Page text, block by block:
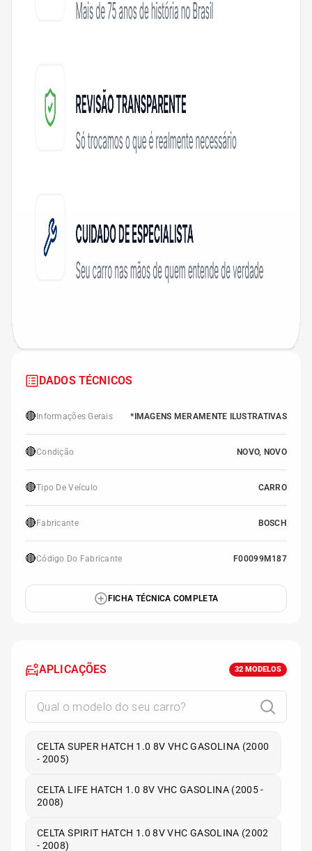
DADOS TÉCNICOS
🔴 Informações Gerais *IMAGENS MERAMENTE ILUSTRATIVAS
🔴Condição NOVO, NOVO
🔴Tipo De Veículo CARRO
🔴 Fabricante BOSCH
🔴Código Do Fabricante F00099M187
FICHA TÉCNICA COMPLETA
APLICAÇÕES 32 MODELOS
CELTA SUPER HATCH 1.0 8V VHC GASOLINA (2000
- 2005)
CELTA LIFE HATCH 1.0 8V VHC GASOLINA (2005 -
2008)
CELTA SPIRIT HATCH 1.0 8V VHC GASOLINA (2002
- 2008)